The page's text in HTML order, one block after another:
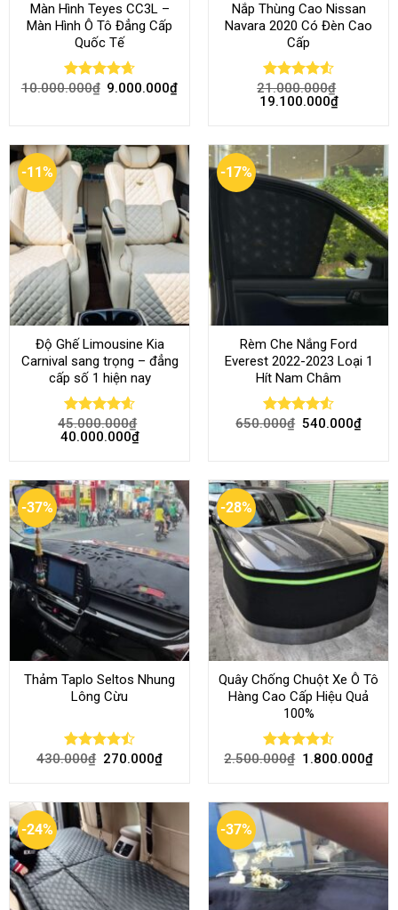
Màn Hình Teyes CC3L –
Màn Hình Ô Tô Đẳng Cấp
Quốc Tế
Rated 4.68
10.000.000₫ 9.000.000₫
Nắp Thùng Cao Nissan
Navara 2020 Có Đèn Cao
Cấp
Rated4.52
out of 5
21.000.000₫
19.100.000₫
-11%
Độ Ghế Limousine Kia
Carnival sang trọng – đẳng
cấp số 1 hiện nay
Rated4.58
out of 5
45.000.000₫
40.000.000₫
-17%
Rèm Che Nắng Ford
Everest 2022-2023 Loại 1
Hít Nam Châm
Rated4.51
650.000₫ 540.000₫
-37%
Thảm Taplo Seltos Nhung
Lông Cừu
Rated
430.000₫ 270.000₫
-28%
Quây Chống Chuột Xe Ô Tô
Hàng Cao Cấp Hiệu Quả
100%
Rated 4.51
2.500.000₫ 1.800.000₫
-24% -37%